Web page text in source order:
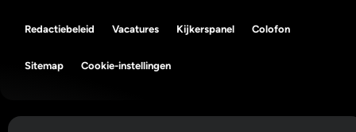
Redactiebeleid Vacatures Kijkerspanel Colofon
Sitemap Cookie-instellingen